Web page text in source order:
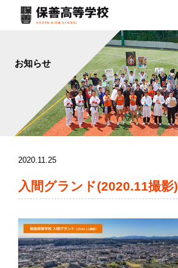
お知らせ
2020.11.25
入間グランド(2020.11撮影)